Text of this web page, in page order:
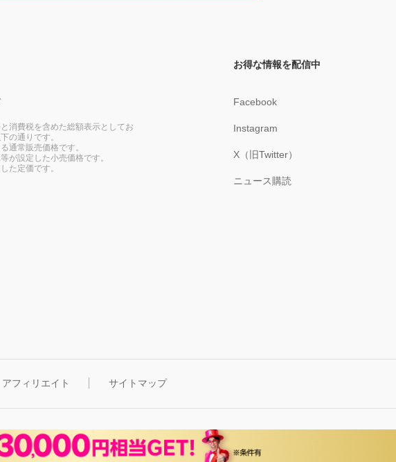
消費税を含めた総額表示としてお
の通りです。
通常販売価格です。
が設定した小売価格です。
た定価です。
お得な情報を配信中
Facebook
Instagram
X（旧Twitter）
ニュース購読
アフィリエイト サイトマップ